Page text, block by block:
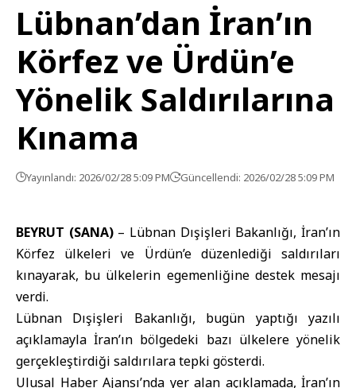
Lübnan’dan İran’ın
Körfez ve Ürdün’e
Yönelik Saldırılarına
Kınama
Yayınlandı: 2026/02/28 5:09 PM Güncellendi: 2026/02/28 5:09 PM
BEYRUT (SANA)– Lübnan Dışişleri Bakanlığı, İran’ın
Körfez ülkeleri ve Ürdün’e düzenlediği saldırıları
kınayarak, bu ülkelerin egemenliğine destek mesajı
verdi.
Lübnan Dışişleri Bakanlığı, bugün yaptığı yazılı
açıklamayla İran’ın bölgedeki bazı ülkelere yönelik
gerçekleştirdiği saldırılara tepki gösterdi.
Ulusal Haber Ajansı’nda yer alan açıklamada, İran’ın